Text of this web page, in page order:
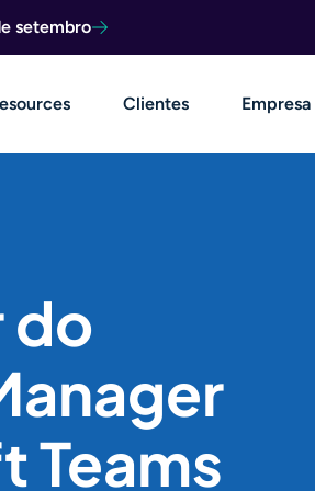
setembro
Clientes Empresa
do
Teams